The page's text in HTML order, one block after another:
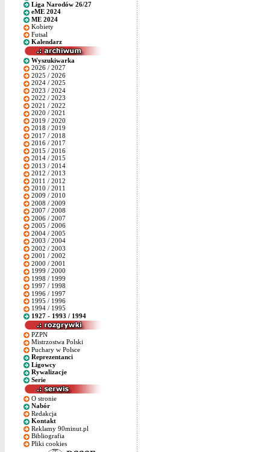
Liga Narodów 26/27
eME 2024
ME 2024
Kobiety
Futsal
Kalendarz
Wyszukiwarka
2026 / 2027
2025 / 2026
2024 / 2025
2023 / 2024
2022 / 2023
2021 / 2022
2020 / 2021
2019 / 2020
2018 / 2019
2017 / 2018
2016 / 2017
2015 / 2016
2014 / 2015
2013 / 2014
2012 / 2013
2011 / 2012
2010 / 2011
2009 / 2010
2008 / 2009
2007 / 2008
2006 / 2007
2005 / 2006
2004 / 2005
2003 / 2004
2002 / 2003
2001 / 2002
2000 / 2001
1999 / 2000
1998 / 1999
1997 / 1998
1996 / 1997
1995 / 1996
1994 / 1995
1927 - 1993 / 1994
PZPN
Mistrzostwa Polski
Puchary w Polsce
Reprezentanci
Ligowcy
Rywalizacje
Serie
O stronie
Nabór
Redakcja
Kontakt
Reklamy 90minut.pl
Bibliografia
Pliki cookies